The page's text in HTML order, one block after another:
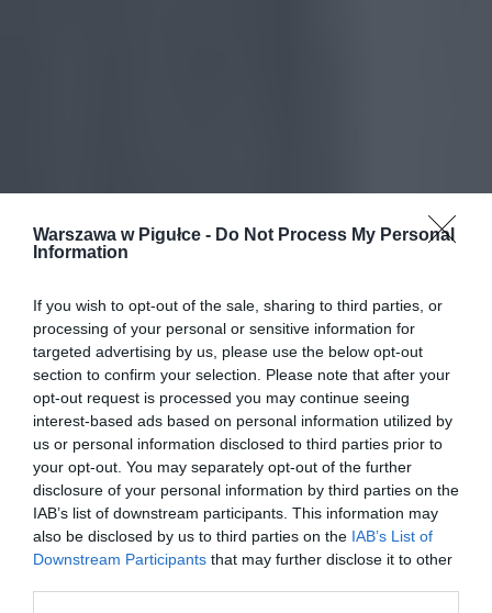
Warszawa w Pigułce - Do Not Process My Personal
Information
If you wish to opt-out of the sale, sharing to third parties, or
processing of your personal or sensitive information for
targeted advertising by us, please use the below opt-out
section to confirm your selection. Please note that after your
opt-out request is processed you may continue seeing
interest-based ads based on personal information utilized by
us or personal information disclosed to third parties prior to
your opt-out. You may separately opt-out of the further
disclosure of your personal information by third parties on the
IAB’s list of downstream participants. This information may
also be disclosed by us to third parties on the IAB’s List of
Downstream Participants that may further disclose it to other